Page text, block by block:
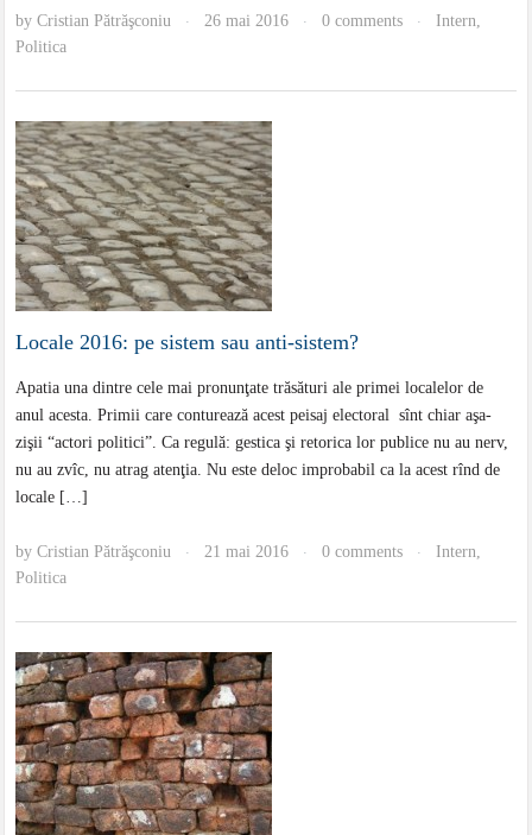
byCristian Pătrăşconiu · 26 mai 2016 · 0 comments · Intern,
Politica
Locale 2016: pe sistem sau anti-sistem?
Apatia una dintre cele mai pronunţate trăsături ale primei localelor de
anul acesta. Primii care conturează acest peisaj electoral sînt chiar aşa-
zişii “actori politici”. Ca regulă: gestica şi retorica lor publice nu au nerv,
nu au zvîc, nu atrag atenţia. Nu este deloc improbabil ca la acest rînd de
locale […]
byCristian Pătrăşconiu · 21 mai 2016 · 0 comments · Intern,
Politica